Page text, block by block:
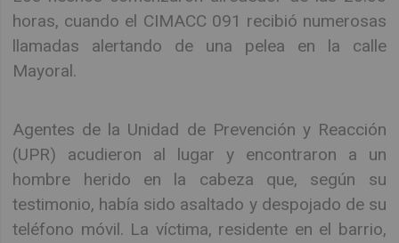
horas, cuando el CIMACC 091 recibió numerosas
llamadas alertando de una pelea en la calle
Mayoral.
Agentes de la Unidad de Prevención y Reacción
(UPR) acudieron al lugar y encontraron a un
hombre herido en la cabeza que, según su
testimonio, había sido asaltado y despojado de su
teléfono móvil. La víctima, residente en el barrio,